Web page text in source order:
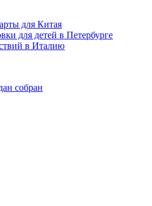
для Китая
для детей в Петербурге
в Италию